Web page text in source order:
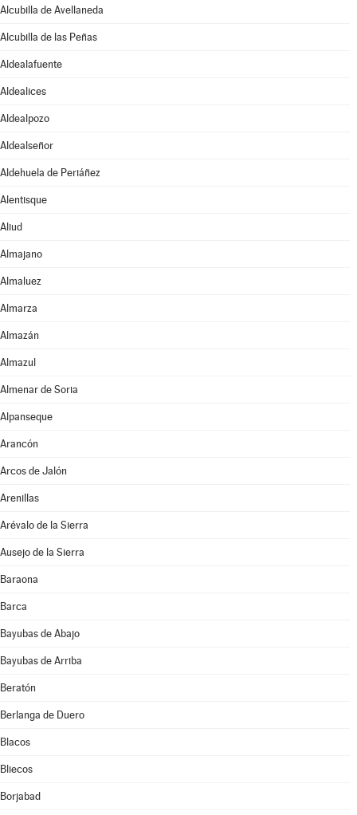
Alcubilla de Avellaneda
Alcubilla de las Peñas
Aldealafuente
Aldealices
Aldealpozo
Aldealseñor
Aldehuela de Periáñez
Alentisque
Aliud
Almajano
Almaluez
Almarza
Almazán
Almazul
Almenar de Soria
Alpanseque
Arancón
Arcos de Jalón
Arenillas
Arévalo de la Sierra
Ausejo de la Sierra
Baraona
Barca
Bayubas de Abajo
Bayubas de Arriba
Beratón
Berlanga de Duero
Blacos
Bliecos
Borjabad